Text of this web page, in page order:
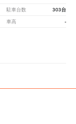
駐車台数 303台
車高 -